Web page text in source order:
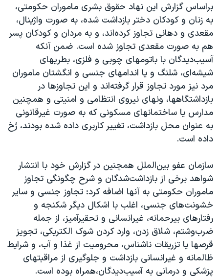
براساس گزارش این نهاد حقوق بشری ماموران حکومتی،
به زنان و کودکان دختر بازداشت شده، به صورت واژینال،
مقعدی و دهانی تجاوز کرده‌اند، و به مردان و کودکان پسر
هم به صورت مقعدی تجاوز شده است. ضمن آنکه
آسیب‌دیدگان با باتومهای چوبی و فلزی، بطریهای
شیشه‌ای، شلنگ و یا اندامهای جنسی و انگشتان ماموران
مرد نیز مورد تجاوز قرار گرفته‌اند و این تجاوزها در
بازداشتگاهها، ونهای نیروی انتظامی و امنیتی و همچنین
مدارس یا ساختمانهای مسکونی که به صورت غیرقانونی
به عنوان محل بازداشت، تغییر کاربری داده شده بودند، رُخ
داده است.
سازمان عفو بین‌الملل همچنین در گزارش خود با انتشار
شواهد برخی از بازداشت‌شدگان و شرح چگونگی تجاوز
ماموران حکومتی به آنها اضافه کرد: تجاوز جنسی و سایر
خشونت‌های جنسی، اغلب با اشکال دیگر شکنجه و
رفتارهای بیرحمانه، غیرانسانی و تحقیرآمیز، از جمله
ضرب‌وشتم، شلاق زدن، وارد کردن شوک الکتریکی، تجویز
قرصها یا تزریقات ناشناس، محرومیت از غذا و آب، و شرایط
ظالمانه و غیرانسانی بازداشت و جلوگیری از مراقبتهای
پزشکی و درمانی به آسیب‌دیدگان،همراه بوده است.